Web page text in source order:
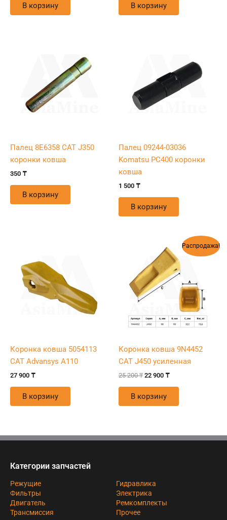
В корзину В корзину
Палец 8E6358 CAT J350
коронки ковша
350 ₸
В корзину
Палец 09244-03036
Komatsu PC400 коронки
ковша
1 500 ₸
В корзину
Коронка ковша 5054113
CAT Advansys A110
27 900 ₸
В корзину
Распродажа!
Коронка ковша 9N4452
CAT J450 усиленная
25 200₸
Первоначальная
составляла
25
200 ₸.
22 900 ₸
Текущая
цена:
22
900 ₸.
В корзину
Категории запчастей
Режущие
Фильтры
Двигатель
Трансмиссия
Гидравлика
Электрика
Ремкомплекты
Прочее